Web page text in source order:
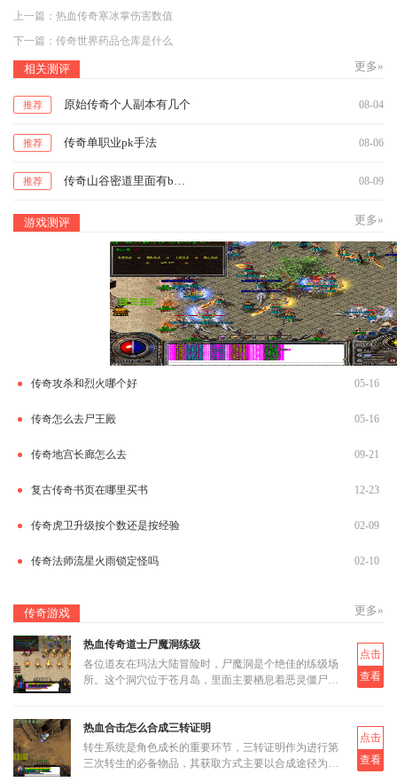
上一篇： 热血传奇寒冰掌伤害数值
下一篇： 传奇世界药品仓库是什么
相关测评 更多»
推荐 原始传奇个人副本有几个 08-04
推荐 传奇单职业pk手法 08-06
推荐 传奇山谷密道里面有boss吗 08-09
游戏测评 更多»
传奇攻杀和烈火哪个好 05-16
传奇怎么去尸王殿 05-16
传奇地宫长廊怎么去 09-21
复古传奇书页在哪里买书 12-23
传奇虎卫升级按个数还是按经验 02-09
传奇法师流星火雨锁定怪吗 02-10
传奇游戏 更多»
热血传奇道士尸魔洞练级
各位道友在玛法大陆冒险时，尸魔洞是个绝佳的练级场
所。这个洞穴位于苍月岛，里面主要栖息着恶灵僵尸和
点击
查看
热血合击怎么合成三转证明
转生系统是角色成长的重要环节，三转证明作为进行第
三次转生的必备物品，其获取方式主要以合成途径为
点击
查看